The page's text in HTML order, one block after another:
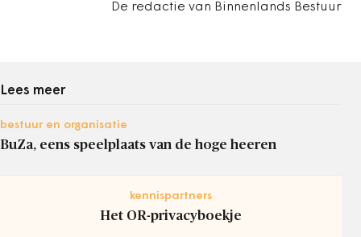
De redactie van Binnenlands Bestuur
Lees meer
bestuur en organisatie
BuZa, eens speelplaats van de hoge heeren
kennispartners
Het OR-privacyboekje